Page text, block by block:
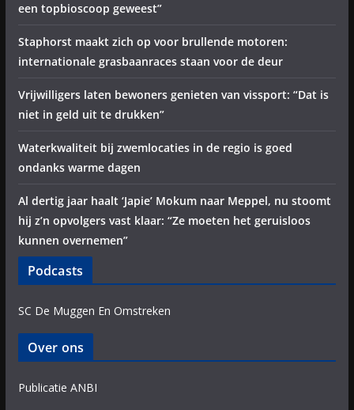
een topbioscoop geweest”
Staphorst maakt zich op voor brullende motoren:
internationale grasbaanraces staan voor de deur
Vrijwilligers laten bewoners genieten van vissport: “Dat is
niet in geld uit te drukken”
Waterkwaliteit bij zwemlocaties in de regio is goed
ondanks warme dagen
Al dertig jaar haalt ‘Japie’ Mokum naar Meppel, nu stoomt
hij z’n opvolgers vast klaar: “Ze moeten het geruisloos
kunnen overnemen”
Podcasts
SC De Muggen En Omstreken
Over ons
Publicatie ANBI